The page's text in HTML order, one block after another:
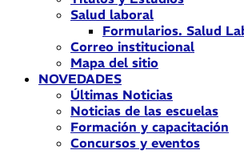
Salud laboral
Formularios. Salud
Correo institucional
Mapa del sitio
NOVEDADES
Últimas Noticias
Noticias de las escuelas
Formación y capacitación
Concursos y eventos